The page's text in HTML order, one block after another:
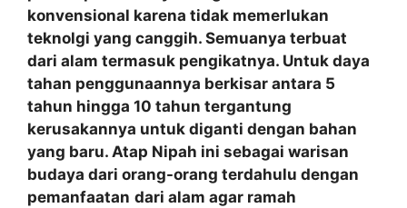
konvensional karena tidak memerlukan
teknolgi yang canggih. Semuanya terbuat
dari alam termasuk pengikatnya. Untuk daya
tahan penggunaannya berkisar antara 5
tahun hingga 10 tahun tergantung
kerusakannya untuk diganti dengan bahan
yang baru. Atap Nipah ini sebagai warisan
budaya dari orang-orang terdahulu dengan
pemanfaatan dari alam agar ramah